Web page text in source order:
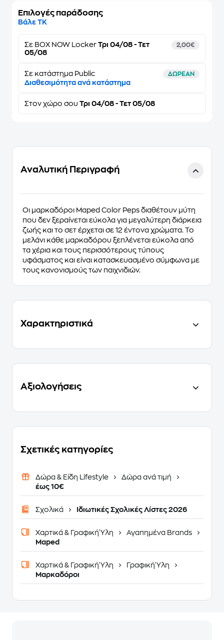
Επιλογές παράδοσης
Βάλε ΤΚ
Σε BOX NOW Locker Τρι 04/08 - Τετ
05/08
2,00€
Σε κατάστημα Public ΔΩΡΕΑΝ
Διαθεσιμότητα ανά κατάστημα
Στον χώρο σου Τρι 04/08 - Τετ 05/08
Αναλυτική Περιγραφή
Οι μαρκαδόροι Maped Color Peps διαθέτουν μύτη
που δεν ξεραίνεται εύκολα για μεγαλύτερη διάρκεια
ζωής και το σετ έρχεται σε 12 έντονα χρώματα. Το
μελάνι κάθε μαρκαδόρου ξεπλένεται εύκολα από
τα χέρια και τους περισσότερους τύπους
υφάσματος και είναι κατασκευασμένο σύμφωνα με
τους κανονισμούς των παιχνιδιών.
Χαρακτηριστικά
Αξιολογήσεις
Σχετικές κατηγορίες
Δώρα & Είδη Lifestyle
Δώρα ανά τιμή
έως 10€
Σχολικά Ιδιωτικές Σχολικές Λίστες 2026
Χαρτικά & Γραφική Ύλη
Αγαπημένα Brands
Maped
Χαρτικά & Γραφική Ύλη
Γραφική Ύλη
Μαρκαδόροι